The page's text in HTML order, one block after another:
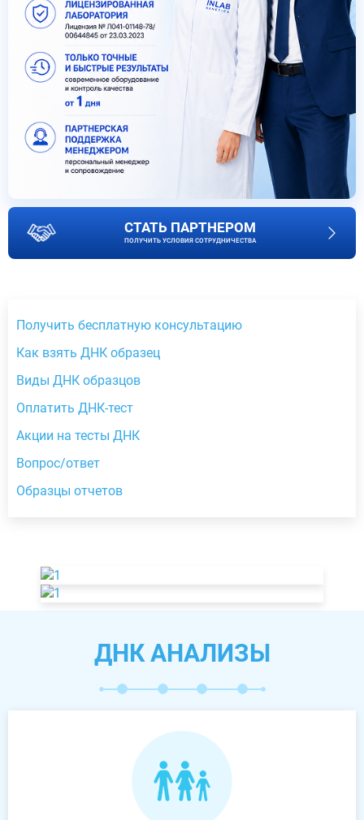
СТАТЬ ПАРТНЕРОМ
ПОЛУЧИТЬ УСЛОВИЯ СОТРУДНИЧЕСТВА
Получить бесплатную консультацию
Как взять ДНК образец
Виды ДНК образцов
Оплатить ДНК-тест
Акции на тесты ДНК
Вопрос/ответ
Образцы отчетов
ДНК АНАЛИЗЫ